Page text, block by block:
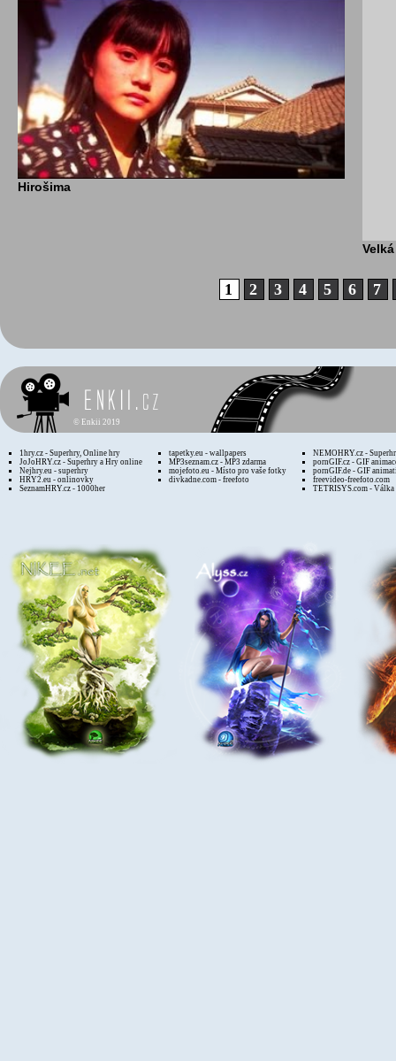
Hirošima
1 2 3 4 5 6 7
© Enkii 2019
1hry.cz - Superhry, Online hry
JoJoHRY.cz - Superhry a Hry online
Nejhry.eu - superhry
HRY2.eu - onlinovky
SeznamHRY.cz - 1000her
tapetky.eu - wallpapers
MP3seznam.cz - MP3 zdarma
mojefoto.eu - Místo pro vaše fotky
divkadne.com - freefoto
NEMOHRY.cz -
pornGIF.cz - GIF
pornGIF.de - GIF
freevideo-freefoto.com
TETRISYS.com - Válka